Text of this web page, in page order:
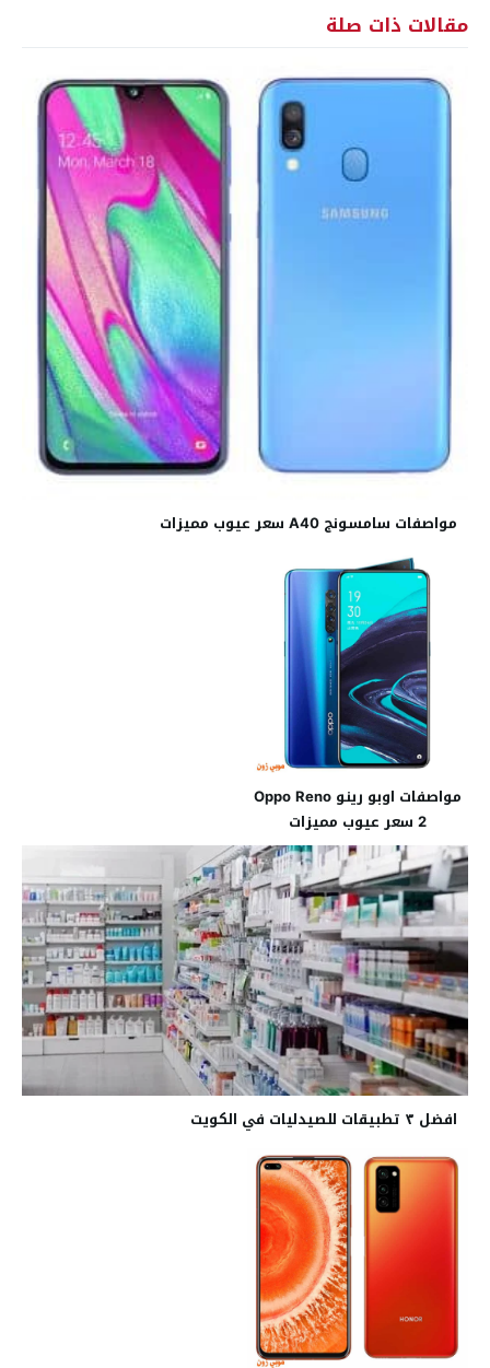
مقالات ذات صلة
مواصفات سامسونج A40 سعر عيوب مميزات
مواصفات اوبو رينو Oppo Reno
2 سعر عيوب مميزات
افضل ٣ تطبيقات للصيدليات في الكويت